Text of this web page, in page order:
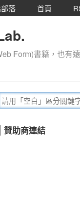
落 首頁
Form)書籍，也有
贊助商連結